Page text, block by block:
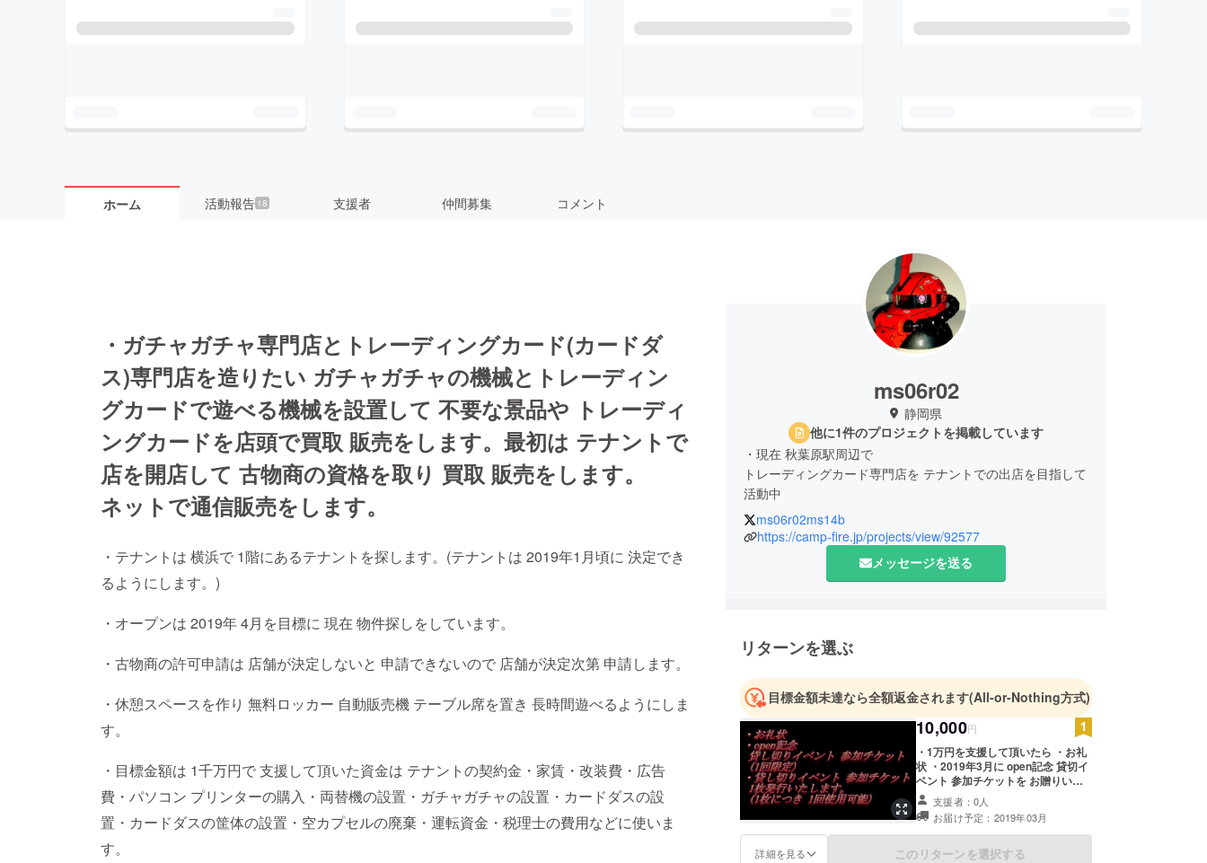
ホーム 活動報告 18 支援者 仲間募集 コメント
・ガチャガチャ専門店とトレーディングカード(カードダ
ス)専門店を造りたい ガチャガチャの機械とトレーディン
グカードで遊べる機械を設置して 不要な景品や トレーディ
ングカードを店頭で買取 販売をします。最初は テナントで
店を開店して 古物商の資格を取り 買取 販売をします。
ネットで通信販売をします。
・テナントは 横浜で 1階にあるテナントを探します。(テナントは 2019年1月頃に 決定でき
るようにします。)
・オープンは 2019年 4月を目標に 現在 物件探しをしています。
・古物商の許可申請は 店舗が決定しないと 申請できないので 店舗が決定次第 申請します。
・休憩スペースを作り 無料ロッカー 自動販売機 テーブル席を置き 長時間遊べるようにしま
す。
・目標金額は 1千万円で 支援して頂いた資金は テナントの契約金・家賃・改装費・広告
費・パソコン プリンターの購入・両替機の設置・ガチャガチャの設置・カードダスの設
置・カードダスの筐体の設置・空カプセルの廃棄・運転資金・税理士の費用などに使いま
す。
ms06r02
静岡県
他に1件のプロジェクトを掲載しています
・現在 秋葉原駅周辺で
トレーディングカード専門店を テナントでの出店を目指して
活動中
・秋葉原駅周辺の,トレーディングカード専門店を視察しまし
たが、トレーディングカードの販売をしていましたが、ス
ペースの問題で筐体を設置している店舗がありませんでし
ディングカードの販売スペースと、トレーディングカードの
・店舗の1日店舗貸切チケットを発行して、時間を気にせず
遊べる店を作ります。
・店舗を1日貸切にして、イベントや撮影をできる店舗にし
ます。
・1日店舗貸切チケットは ご本人様の 確認 許可があれば 第
三者でも使用できます。
ms06r02ms14b
https://camp-fire.jp/projects/view/92577
メッセージを送る
リターンを選ぶ
目標金額未達なら全額返金されます(All-or-Nothing方式)
10,000円
・1万円を支援して頂いたら ・お礼
状 ・2019年3月に open記念 貸切イ
ベント 参加チケットを お贈りいた
します。 (1回限定 一般のお客様は
入店できません。) ・2019年3月に
貸切イベント 参加チケット 1枚を お
贈りいたします。 (１枚につき 1回
使用可能 一般のお客様は 入店でき
支援者：0人
お届け予定：2019年03月
詳細を見る このリターンを選択する